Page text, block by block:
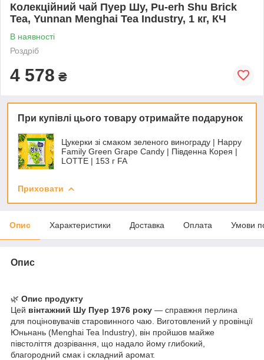
Колекційний чай Пуер Шу, Pu-erh Shu Brick
Tea, Yunnan Menghai Tea Industry, 1 кг, КЧ
В наявності
Роздріб
4 578 ₴
При купівлі цього товару отримайте подарунок
Цукерки зі смаком зеленого винограду | Happy
Family Green Grape Candy | Південна Корея |
LOTTE | 153 г FA
Приховати
Опис Характеристики Доставка Оплата Умови
Опис
🌿 Опис продукту
Цей вінтажний Шу Пуер 1976 року — справжня перлина
для поціновувачів старовинного чаю. Виготовлений у провінції
Юньнань (Menghai Tea Industry), він пройшов майже
півстоліття дозрівання, що надало йому глибокий,
благородний смак і складний аромат.